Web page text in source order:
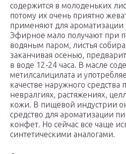
содержится в молоденьких
потому их очень приятно
применяют для ароматизации
Эфирное мало получают при
водяным паром, листья
заканчивая осенью,
в воде 12-24 часа. В масле
метилсалицилата и
качестве наружного средства
невралгиях, растяжениях,
кожи. В пищевой индустрии
средство для ароматизации
конфет. Но сейчас все чаще
синтетическими аналогами.